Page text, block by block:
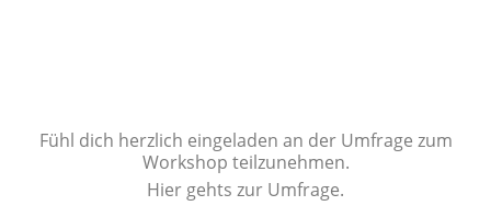
Fühl dich herzlich eingeladen an der Umfrage zum
Workshop teilzunehmen.
Hier gehts zur Umfrage.